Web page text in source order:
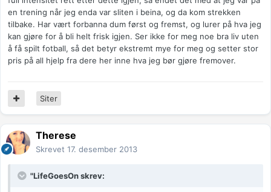
en trening når jeg enda var sliten i beina, og da kom strekken
tilbake. Har vært forbanna dum først og fremst, og lurer på hva jeg
kan gjøre for å bli helt frisk igjen. Ser ikke for meg noe bra liv uten
å få spilt fotball, så det betyr ekstremt mye for meg og setter stor
pris på all hjelp fra dere her inne hva jeg bør gjøre fremover.
Siter
Therese
Skrevet 17. desember 2013
"LifeGoesOn skrev: